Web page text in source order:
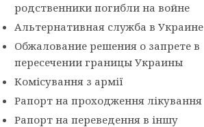
родственники погибли на войне
Альтернативная служба в Украине
Обжалование решения о запрете в
пересечении границы Украины
Комісування з армії
Рапорт на проходження лікування
Рапорт на переведення в іншу